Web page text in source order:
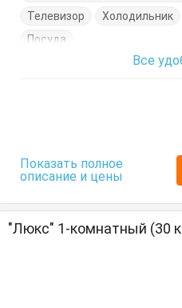
Телевизор
Холодильник
Посуда
Все
Показать полное
описание и цены
"Люкс" 1-комнатный (30